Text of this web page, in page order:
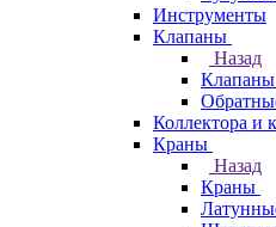
Инструменты
Клапаны
Назад
Клапаны
Коллектора и
Краны
Назад
Краны